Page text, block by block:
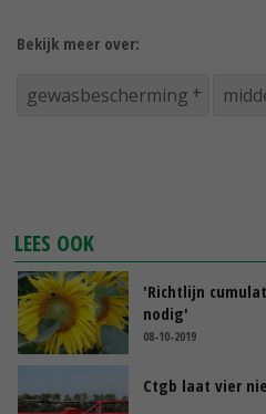
Bekijk meer over:
gewasbescherming
LEES OOK
'Richtlijn
nodig'
08-10-2019
Ctgb laat vier